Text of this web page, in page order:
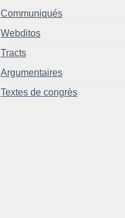
Communiqués
Webditos
Tracts
Argumentaires
Textes de congrès